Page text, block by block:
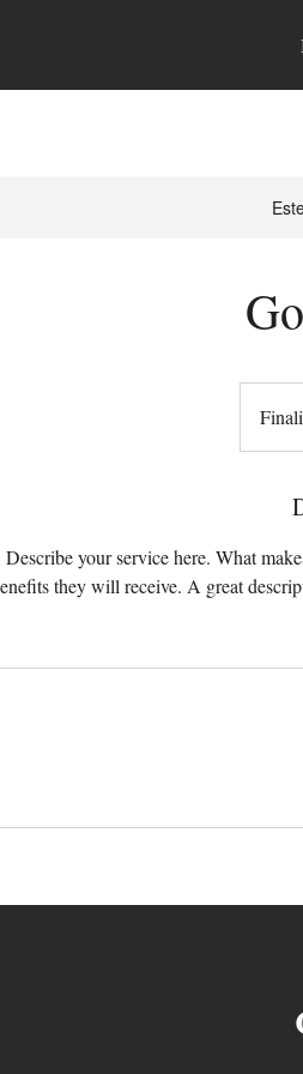
Describe your service here. What
they will receive. A great